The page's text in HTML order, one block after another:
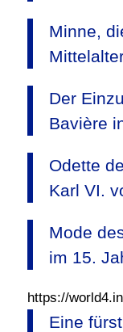
Minne,
Der
Bavière
Odette
Karl VI.
Mode
im 15.
https://
Eine